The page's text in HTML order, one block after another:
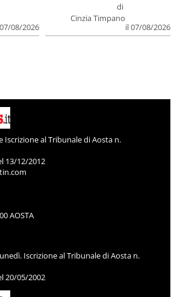
08/2026
di
Cinzia Timpano
il 07/08/2026
al Tribunale di Aosta n.
13/12/2012
AOSTA
Iscrizione al Tribunale di Aosta n.
20/05/2002